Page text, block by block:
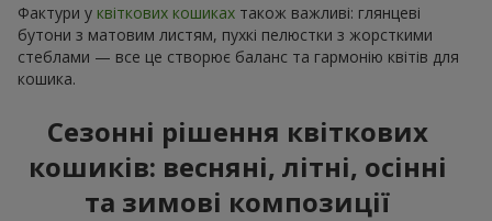
Фактури у квіткових кошиках також важливі: глянцеві
бутони з матовим листям, пухкі пелюстки з жорсткими
стеблами — все це створює баланс та гармонію квітів для
кошика.
Сезонні рішення квіткових
кошиків: весняні, літні, осінні
та зимові композиції